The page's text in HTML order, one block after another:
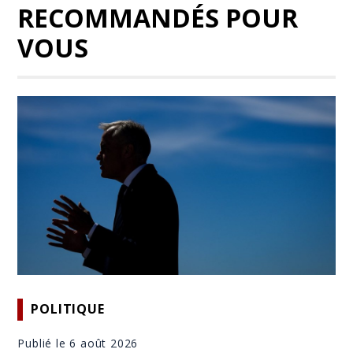
RECOMMANDÉS POUR
VOUS
POLITIQUE
Publié le 6 août 2026